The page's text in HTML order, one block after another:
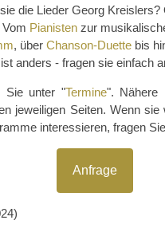
die Lieder Georg
Pianisten zur
, über Chanson-Duette bis
anders - fragen sie einfach
Sie unter "Termine". Nähere
jeweiligen Seiten. Wenn
interessieren, fragen
Anfrage